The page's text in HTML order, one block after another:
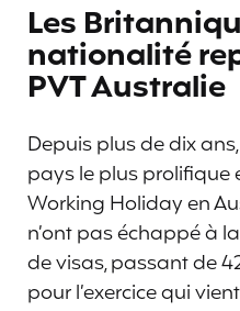
Les
nationalité
PVT Australie
Depuis plus de dix
pays le plus prolifique
Working Holiday en
n’ont pas échappé à
de visas, passant de
pour l’exercice qui